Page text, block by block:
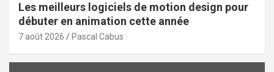
Les meilleurs logiciels de motion design pour
débuter en animation cette année
7 août 2026 Pascal Cabus